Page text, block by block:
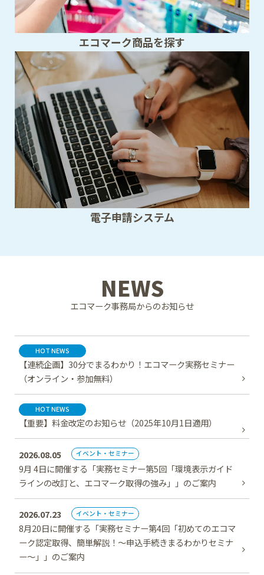
エコマーク商品を探す
電子申請システム
NEWS
エコマーク事務局からのお知らせ
HOT NEWS
【連続企画】30分でまるわかり！エコマーク実務セミナー
（オンライン・参加無料）
HOT NEWS
【重要】料金改定のお知らせ（2025年10月1日適用）
2026.08.05 イベント・セミナー
9月 4日に開催する「実務セミナー第5回「環境表示ガイド
ラインの改訂と、エコマーク取得の強み」」のご案内
2026.07.23 イベント・セミナー
8月20日に開催する「実務セミナー第4回「初めてのエコマ
ーク認定取得、簡単解説！～申込手続きまるわかりセミナ
ー～」」のご案内